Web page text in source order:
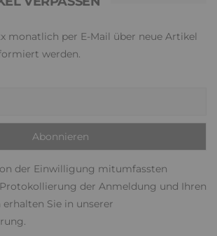
monatlich per E-Mail über neue Artikel
werden.
der Einwilligung mitumfassten
der Anmeldung und Ihren
Sie in unserer
.